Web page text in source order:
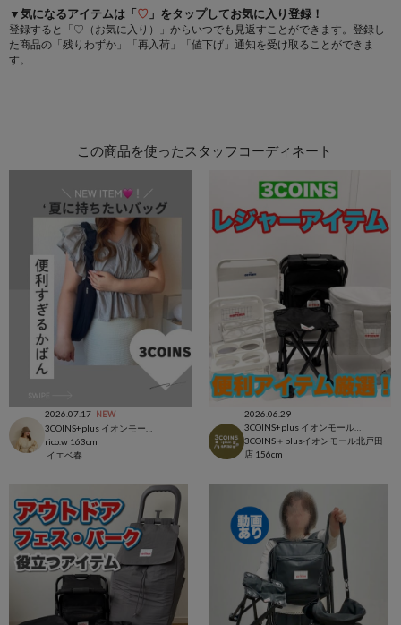
▼気になるアイテムは「♡ 」をタップしてお気に入り登録！
登録すると「♡（お気に入り）」からいつでも見返すことができます。登録し
た商品の「残りわずか」「再入荷」「値下げ」通知を受け取ることができま
す。
この商品を使ったスタッフコーディネート
2026.07.17 NEW
rico.w 163cm
イエベ春
2026.06.29
3COINS+plus イオンモール北戸田店
3COINS＋plusイオンモール北戸田
店 156cm